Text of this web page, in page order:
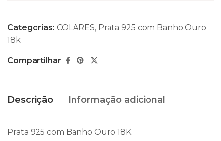
Categorias: COLARES, Prata 925 com Banho Ouro
18k
Compartilhar
Descrição Informação adicional
Prata 925 com Banho Ouro 18K.